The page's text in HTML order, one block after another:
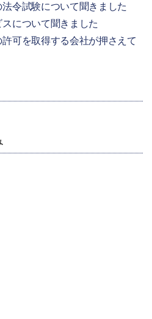
令試験について聞きました
について聞きました
可を取得する会社が押さえて